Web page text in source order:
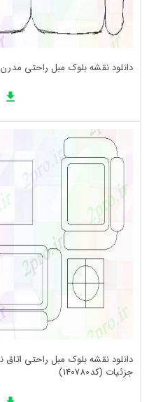
دانلود نقشه بلوک مبل راحتی مدرن
جزئیات (کد140780)